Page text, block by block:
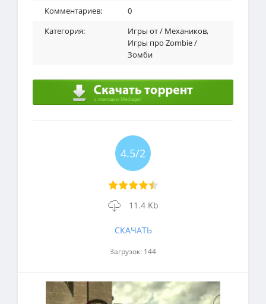
Комментариев:
0
Категория:
Игры от / Механиков,
Игры про Zombie /
Зомби
4.5/2
11.4 Kb
СКАЧАТЬ
Загрузок: 144